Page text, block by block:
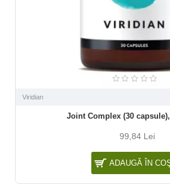
Viridian
Joint Complex (30
99,84 Lei
ADAUGĂ ÎN